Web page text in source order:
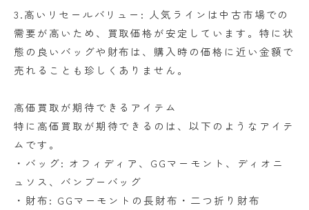
3.高いリセールバリュー: 人気ラインは中古市場での
需要が高いため、買取価格が安定しています。特に状
態の良いバッグや財布は、購入時の価格に近い金額で
売れることも珍しくありません。
高価買取が期待できるアイテム
特に高価買取が期待できるのは、以下のようなアイテ
ムです。
・バッグ: オフィディア、GGマーモント、ディオニ
ュソス、バンブーバッグ
・財布: GGマーモントの長財布・二つ折り財布